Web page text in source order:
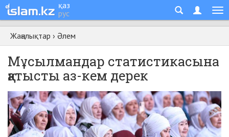
қаз
рус
Жаңалықтар › Әлем
Мұсылмандар статистикасына
қатысты аз-кем дерек